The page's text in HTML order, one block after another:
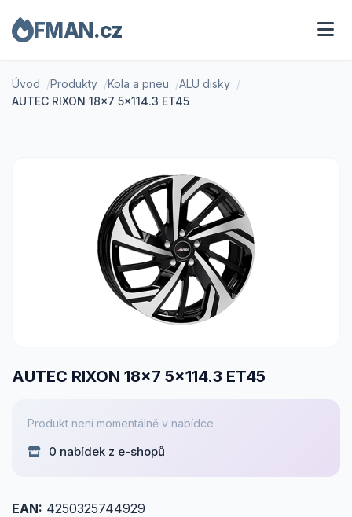
FMAN.cz
Úvod Produkty Kola a pneu
ALU disky
AUTEC RIXON 18x7 5x114.3 ET45
AUTEC RIXON 18x7 5x114.3 ET45
Produkt není momentálně v nabídce
0 nabídek z e-shopů
EAN: 4250325744929